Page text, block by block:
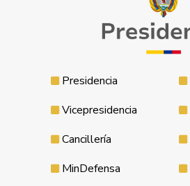
Presidencia
Vicepresidencia
Cancillería
MinDefensa